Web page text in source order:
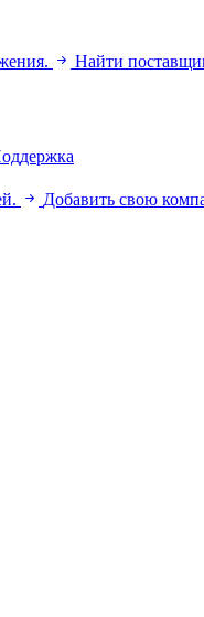
Найти
Добавить свою